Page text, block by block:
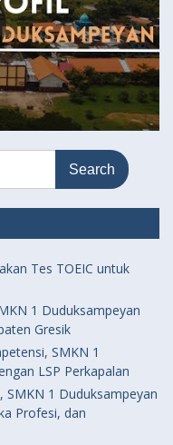
Tes TOEIC untuk
1 Duduksampeyan
Gresik
SMKN 1
LSP Perkapalan
SMKN 1 Duduksampeyan
Profesi, dan